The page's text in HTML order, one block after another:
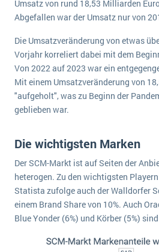
Datenintegration
Die „SaaSpocalypse“: Was ist das und was bedeutet es für
SAP investiert mit zwei strategischen
NACHRICHTENARCHIV
Umsatz von rund 18,53 Milliarden
Abgefallen war der Umsatz nur von
Die Umsatzveränderung von etwas
Vorjahr korreliert dabei mit dem
Von 2022 auf 2023 war ein
Mit einem Umsatzveränderung von
"aufgeholt", was zu Beginn der
geblieben war.
Die wichtigsten Marken
Der SCM-Markt ist auf Seiten der
heterogen. Zu den wichtigsten
Statista zufolge auch der Walldorfer
einem Brand Share von 10%. Auch
Blue Yonder (6%) und Körber (5%)